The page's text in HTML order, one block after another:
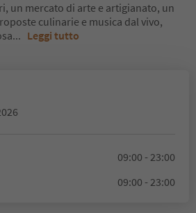
un mercato di arte e artigianato, un
culinarie e musica dal vivo,
... Leggi tutto
09:00 - 23:00
09:00 - 23:00